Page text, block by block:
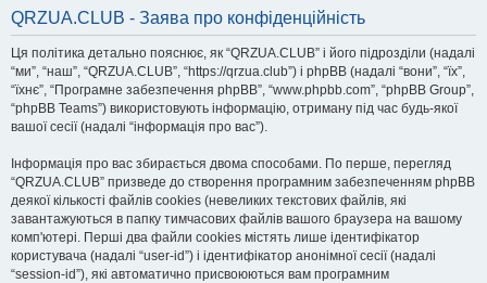
QRZUA.CLUB - Заява про конфіденційність
Ця політика детально пояснює, як “QRZUA.CLUB” і його підрозділи (надалі
“ми”, “наш”, “QRZUA.CLUB”, “https://qrzua.club”) і phpBB (надалі “вони”, “їх”,
“їхнє”, “Програмне забезпечення phpBB”, “www.phpbb.com”, “phpBB Group”,
“phpBB Teams”) використовують інформацію, отриману під час будь-якої
вашої сесії (надалі “інформація про вас”).
Інформація про вас збирається двома способами. По перше, перегляд
“QRZUA.CLUB” призведе до створення програмним забезпеченням phpBB
деякої кількості файлів cookies (невеликих текстових файлів, які
завантажуються в папку тимчасових файлів вашого браузера на вашому
комп'ютері. Перші два файли cookies містять лише ідентифікатор
користувача (надалі “user-id”) і ідентифікатор анонімної сесії (надалі
“session-id”), які автоматично присвоюються вам програмним